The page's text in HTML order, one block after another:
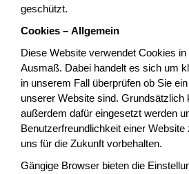
geschützt.
Cookies – Allgemein
Diese Website verwendet Cookies
Ausmaß. Dabei handelt es sich um
in unserem Fall überprüfen ob Sie
unserer Website sind. Grundsätzlich
außerdem dafür eingesetzt werden
Benutzerfreundlichkeit einer
uns für die Zukunft vorbehalten.
Gängige Browser bieten die